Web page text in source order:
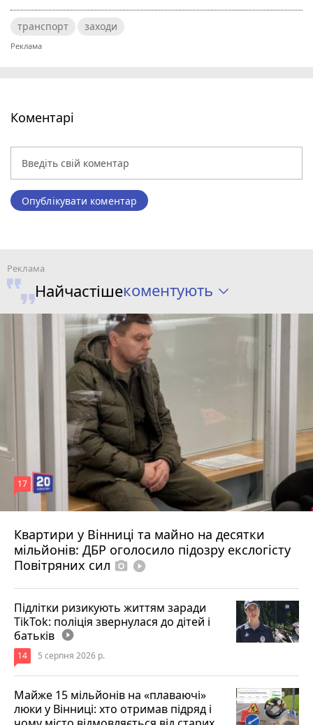
транспорт заходи
Коментарі
Опублікувати коментар
Найчастішекоментують
Квартири у Вінниці та майно на десятки
мільйонів: ДБР оголосило підозру екслогісту
Повітряних сил photo_camera play_circle_filled
17
Вчора о 10:37
Підлітки ризикують життям заради
TikTok: поліція звернулася до дітей і
батьків play_circle_filled
14 5 серпня 2026 р.
Майже 15 мільйонів на «плаваючі»
люки у Вінниці: хто отримав підряд і